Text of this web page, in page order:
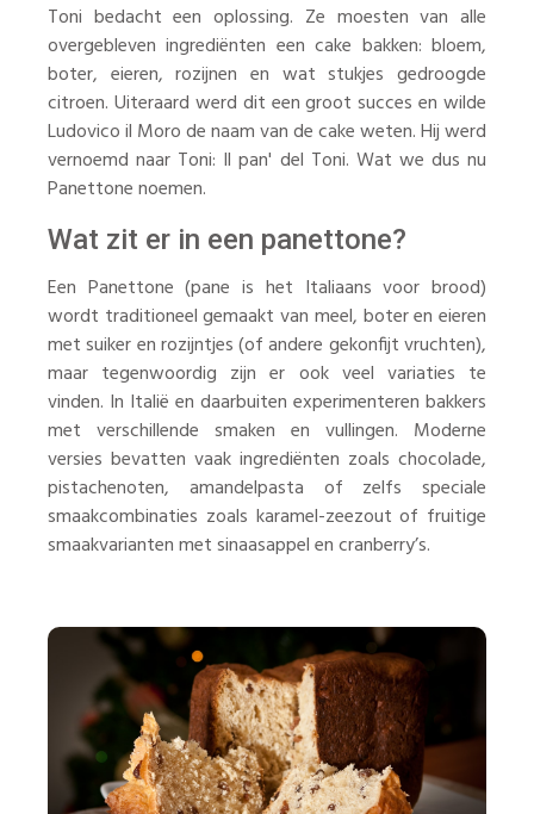
Toni bedacht een oplossing. Ze moesten van alle
overgebleven ingrediënten een cake bakken: bloem,
boter, eieren, rozijnen en wat stukjes gedroogde
citroen. Uiteraard werd dit een groot succes en wilde
Ludovico il Moro de naam van de cake weten. Hij werd
vernoemd naar Toni: Il pan' del Toni. Wat we dus nu
Panettone noemen.
Wat zit er in een panettone?
Een Panettone (pane is het Italiaans voor brood)
wordt traditioneel gemaakt van meel, boter en eieren
met suiker en rozijntjes (of andere gekonfijt vruchten),
maar tegenwoordig zijn er ook veel variaties te
vinden. In Italië en daarbuiten experimenteren bakkers
met verschillende smaken en vullingen. Moderne
versies bevatten vaak ingrediënten zoals chocolade,
pistachenoten, amandelpasta of zelfs speciale
smaakcombinaties zoals karamel-zeezout of fruitige
smaakvarianten met sinaasappel en cranberry’s.